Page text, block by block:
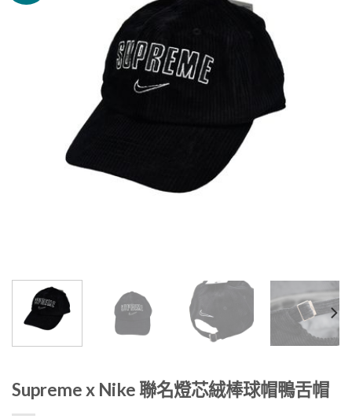
Supreme x Nike 聯名燈芯絨棒球帽鴨舌帽